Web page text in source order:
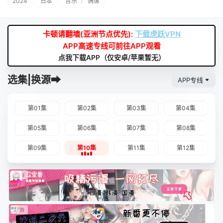
卡顿请翻墙(亚洲节点优先): 下载虎跃VPN
APP高速专线可前往APP观看
点我下载APP（仅安卓/苹果暂无）
选集|换源➡ APP专线
第01集 第02集 第03集 第04集
第05集 第06集 第07集 第08集
第09集 第10集 第11集 第12集